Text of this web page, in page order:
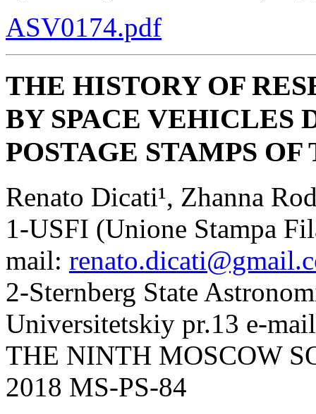
ASV0174.pdf
THE HISTORY OF
BY SPACE VEHICLES
POSTAGE STAMPS
Renato Dicati¹, Zhanna
1-USFI (Unione Stampa
mail:
2-Sternberg State
Universitetskiy pr.13 e-
THE NINTH MOSCOW
2018 MS-PS-84